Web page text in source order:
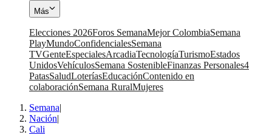
Más
Elecciones 2026Foros SemanaMejor ColombiaSemana
PlayMundoConfidencialesSemana
TVGenteEspecialesArcadiaTecnologíaTurismoEstados
UnidosVehículosSemana SostenibleFinanzas Personales4
PatasSaludLoteríasEducaciónContenido en
colaboraciónSemana RuralMujeres
Semana|
Nación|
Cali